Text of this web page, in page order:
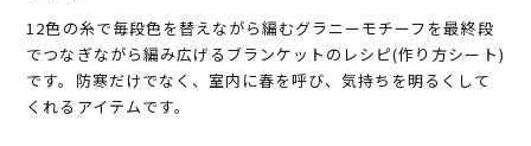
12色の糸で毎段色を替えながら編むグラニーモチーフを最終段
でつなぎながら編み広げるブランケットのレシピ(作り方シート)
です。防寒だけでなく、室内に春を呼び、気持ちを明るくして
くれるアイテムです。